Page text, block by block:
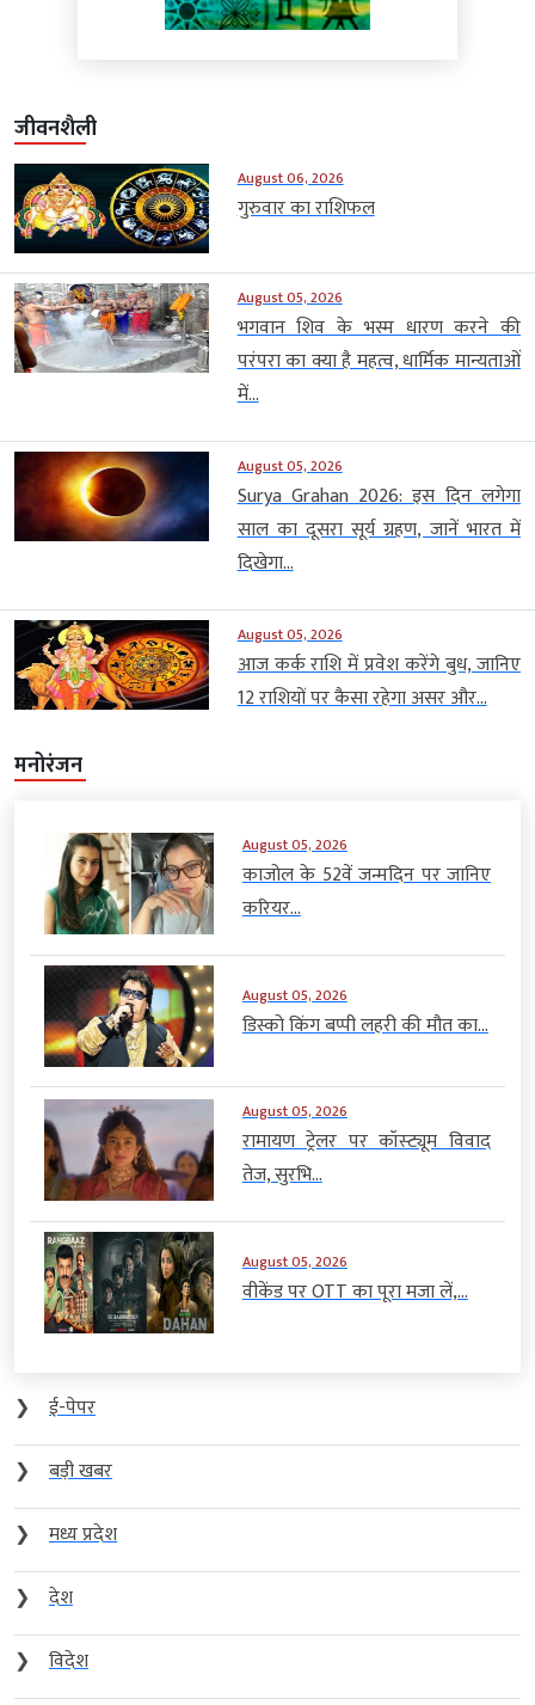
जीवनशैली
August 06, 2026
गुरुवार का राशिफल
August 05, 2026
भगवान शिव के भस्म धारण करने की
परंपरा का क्या है महत्व, धार्मिक मान्यताओं
में...
August 05, 2026
Surya Grahan 2026: इस दिन लगेगा
साल का दूसरा सूर्य ग्रहण, जानें भारत में
दिखेगा...
August 05, 2026
आज कर्क राशि में प्रवेश करेंगे बुध, जानिए
12 राशियों पर कैसा रहेगा असर और...
मनोरंजन
August 05, 2026
काजोल के 52वें जन्मदिन पर जानिए
करियर...
August 05, 2026
डिस्को किंग बप्पी लहरी की मौत का...
August 05, 2026
रामायण ट्रेलर पर कॉस्ट्यूम विवाद
तेज, सुरभि...
August 05, 2026
वीकेंड पर OTT का पूरा मजा लें,...
❯
ई-पेपर
❯
बड़ी खबर
❯
मध्य प्रदेश
❯
देश
❯
विदेश